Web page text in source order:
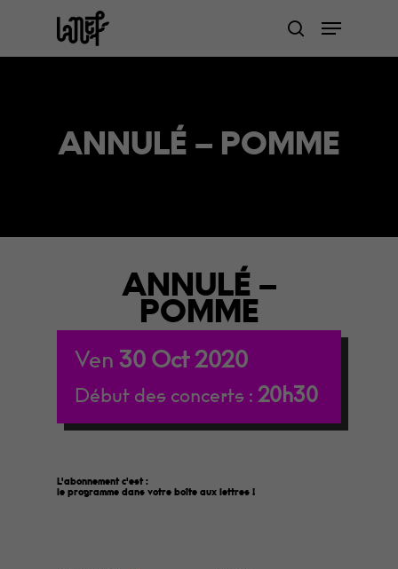
main
search
Menu
ANNULÉ – POMME
ANNULÉ –
POMME
Ven 30 Oct 2020
Début des concerts : 20h30
L'abonnement c'est :
le programme dans votre boîte aux lettres !
Close